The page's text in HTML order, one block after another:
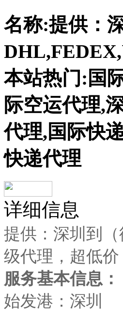
名称:提供：
本站热门:国
际空运代理,
代理,国际快
快递代理
详细信息
提供：深圳到
级代理，超低
服务基本信息：
始发港：深圳